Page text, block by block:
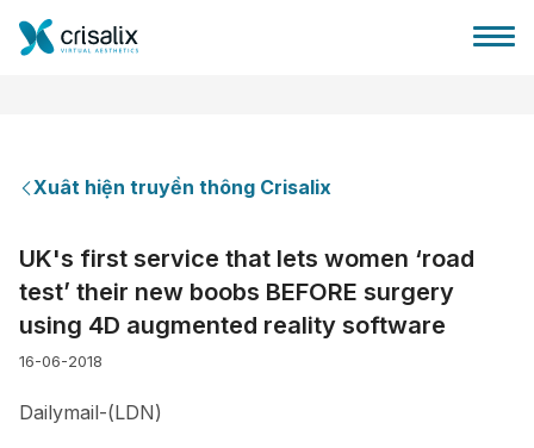
Xuât hiện truyền thông Crisalix
UK's first service that lets women ‘road
test’ their new boobs BEFORE surgery
using 4D augmented reality software
16-06-2018
Dailymail-(LDN)